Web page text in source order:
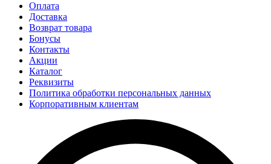
Оплата
Доставка
Возврат товара
Бонусы
Контакты
Акции
Каталог
Реквизиты
Политика обработки персональных данных
Корпоративным клиентам